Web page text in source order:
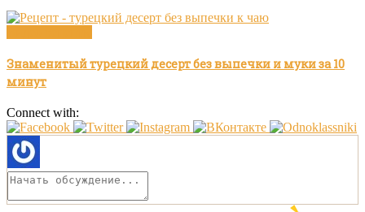
Знаменитый турецкий десерт без выпечки и муки за 10
минут
Connect with: